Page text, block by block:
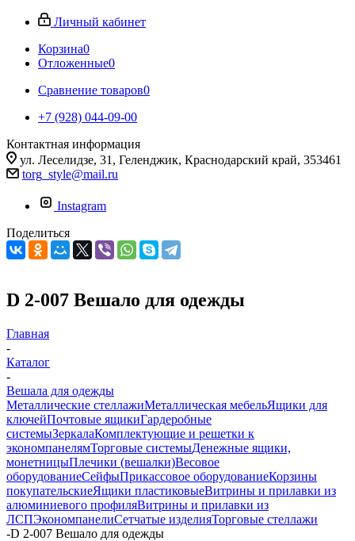
Личный кабинет
Корзина0
Отложенные0
Сравнение товаров0
+7 (928) 044-09-00
Контактная информация
ул. Леселидзе, 31, Геленджик, Краснодарский край, 353461
torg_style@mail.ru
Instagram
Поделиться
D 2-007 Вешало для одежды
Главная
-
Каталог
-
Вешала для одежды
Металлические стеллажиМеталлическая мебельЯщики для
ключейПочтовые ящикиГардеробные
системыЗеркалаКомплектующие и решетки к
экономпанелямТорговые системыДенежные ящики,
монетницыПлечики (вешалки)Весовое
оборудованиеСейфыПрикассовое оборудованиеКорзины
покупательскиеЯщики пластиковыеВитрины и прилавки из
алюминиевого профиляВитрины и прилавки из
ЛСПЭкономпанелиСетчатые изделияТорговые стеллажи
-D 2-007 Вешало для одежды